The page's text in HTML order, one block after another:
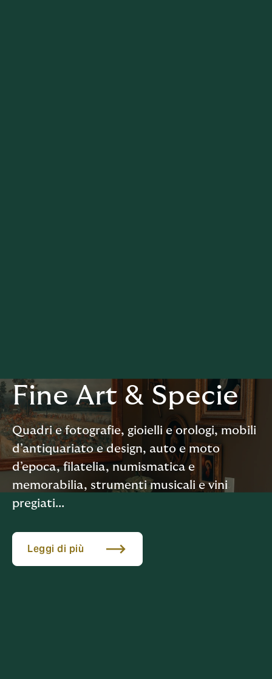
Fine Art & Specie
Quadri e fotografie, gioielli e orologi, mobili
d’antiquariato e design, auto e moto
d’epoca, filatelia, numismatica e
memorabilia, strumenti musicali e vini
pregiati...
Leggi di più